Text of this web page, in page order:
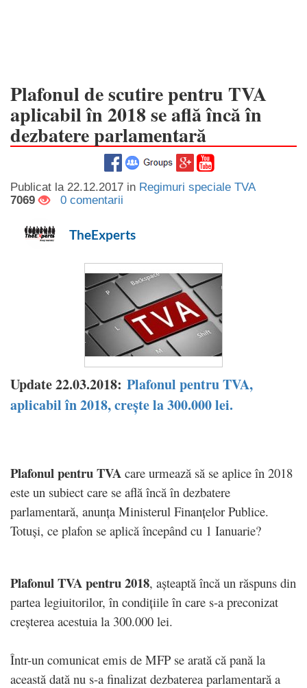
Plafonul de scutire pentru TVA
aplicabil în 2018 se află încă în
dezbatere parlamentară
Publicat la 22.12.2017 in Regimuri speciale TVA
7069
0 comentarii
TheExperts
Update 22.03.2018: Plafonul pentru TVA,
aplicabil în 2018, crește la 300.000 lei.
Plafonul pentru TVA care urmează să se aplice în 2018
este un subiect care se află încă în dezbatere
parlamentară, anunța Ministerul Finanțelor Publice.
Totuși, ce plafon se aplică începând cu 1 Ianuarie?
Plafonul TVA pentru 2018, așteaptă încă un răspuns din
partea legiuitorilor, în condițiile în care s-a preconizat
creșterea acestuia la 300.000 lei.
Într-un comunicat emis de MFP se arată că pană la
această dată nu s-a finalizat dezbaterea parlamentară a